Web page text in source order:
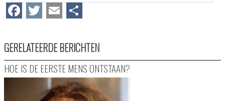
Facebook
Twitter
Email
GERELATEERDE BERICHTEN
HOE IS DE EERSTE MENS ONTSTAAN?